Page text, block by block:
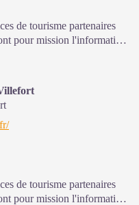
de tourisme partenaires
pour mission l'information
et d'animation ainsi
de tourisme partenaires
pour mission l'information